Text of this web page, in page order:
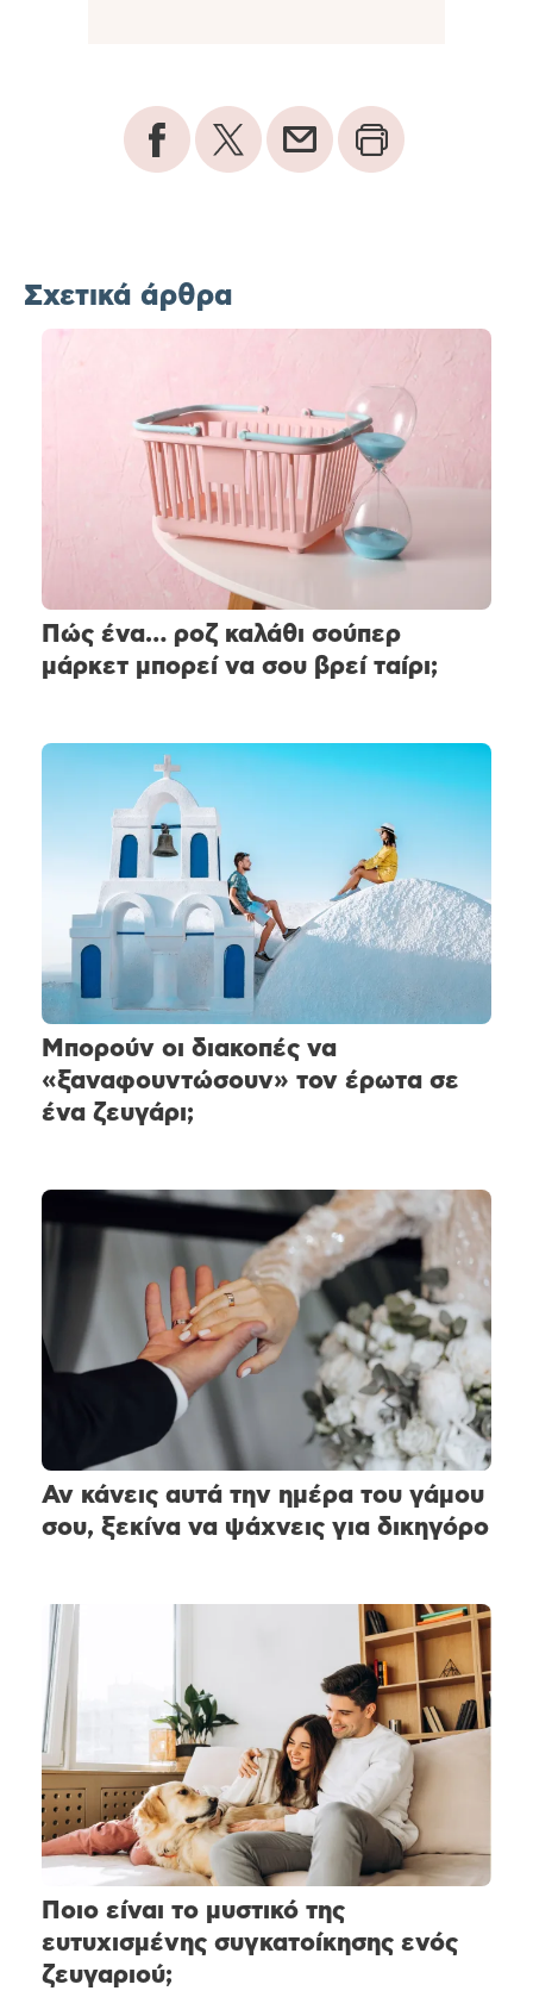
Σχετικά άρθρα
Πώς ένα… ροζ καλάθι σούπερ
μάρκετ μπορεί να σου βρεί ταίρι;
Μπορούν οι διακοπές να
«ξαναφουντώσουν» τον έρωτα σε
ένα ζευγάρι;
Αν κάνεις αυτά την ημέρα του γάμου
σου, ξεκίνα να ψάχνεις για δικηγόρο
Ποιο είναι το μυστικό της
ευτυχισμένης συγκατοίκησης ενός
ζευγαριού;